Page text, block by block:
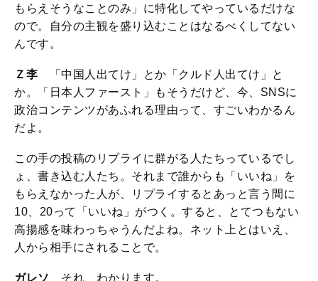
もらえそうなことのみ」に特化してやっているだけな
ので。自分の主観を盛り込むことはなるべくしてない
んです。
Ｚ李
「中国人出てけ」とか「クルド人出てけ」と
か。「日本人ファースト」もそうだけど、今、SNSに
政治コンテンツがあふれる理由って、すごいわかるん
だよ。
この手の投稿のリプライに群がる人たちっているでし
ょ、書き込む人たち。それまで誰からも「いいね」を
もらえなかった人が、リプライするとあっと言う間に
10、20って「いいね」がつく。すると、とてつもない
高揚感を味わっちゃうんだよね。ネット上とはいえ、
人から相手にされることで。
ガレソ それ、わかります。